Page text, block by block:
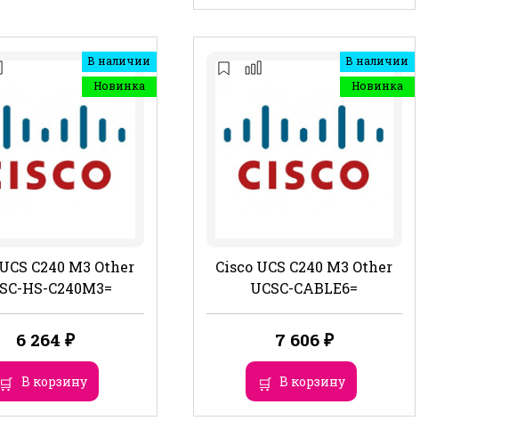
В наличии
Новинка
C240 M3 Other
HS-C240M3=
6 264₽
В корзину
В наличии
Новинка
Cisco UCS C240 M3 Other
UCSC-CABLE6=
7 606 ₽
В корзину